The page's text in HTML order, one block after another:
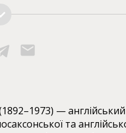
Дві
Повернення
(624 стор.)
поєднує в собі
Це захопливий
— англійський
та